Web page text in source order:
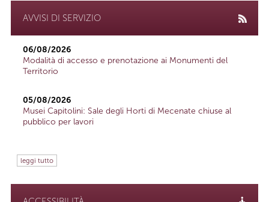
AVVISI DI SERVIZIO
06/08/2026
Modalità di accesso e prenotazione ai Monumenti del
Territorio
05/08/2026
Musei Capitolini: Sale degli Horti di Mecenate chiuse al
pubblico per lavori
leggi tutto